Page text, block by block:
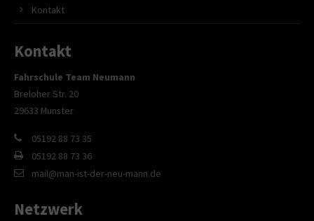
Kontakt
Kontakt
Fahrschule Team Neumann
Breloher Str. 20
29633 Munster
05192 88 73 35
05192 88 73 36
mail@man-ist-der-neu-mann.de
Netzwerk